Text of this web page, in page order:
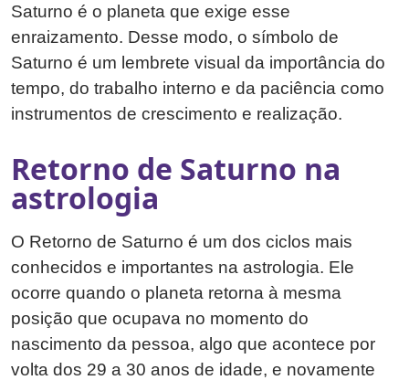
Saturno é o planeta que exige esse
enraizamento. Desse modo, o símbolo de
Saturno é um lembrete visual da importância do
tempo, do trabalho interno e da paciência como
instrumentos de crescimento e realização.
Retorno de Saturno na
astrologia
O Retorno de Saturno é um dos ciclos mais
conhecidos e importantes na astrologia. Ele
ocorre quando o planeta retorna à mesma
posição que ocupava no momento do
nascimento da pessoa, algo que acontece por
volta dos 29 a 30 anos de idade, e novamente